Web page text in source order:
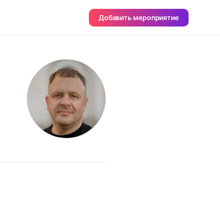
Добавить мероприятие